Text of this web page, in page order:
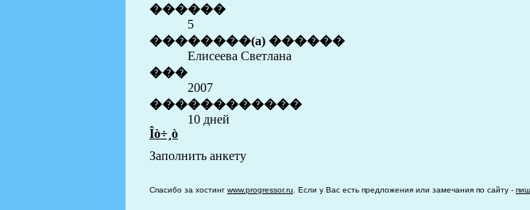
������
5
��������(a) ������
Елисеева Светлана
���
2007
������������
10 дней
Îò÷¸ò
Заполнить анкету
Спасибо за хостинг www.progressor.ru . Если у Вас есть предложения или замечания по сайту -